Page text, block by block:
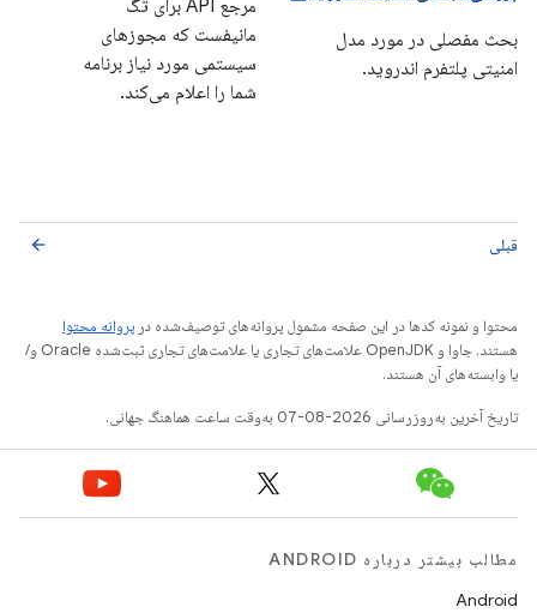
مرجع API برای تگ
مانیفست که مجوزهای
سیستمی مورد نیاز برنامه
شما را اعلام می‌کند.
بحث مفصلی در مورد مدل
امنیتی پلتفرم اندروید.
قبلی arrow_back
محتوا و نمونه کدها در این صفحه مشمول پروانه‌های توصیف‌شده در پروانه محتوا
هستند. جاوا و OpenJDK علامت‌های تجاری یا علامت‌های تجاری ثبت‌شده Oracle و/
یا وابسته‌های آن هستند.
تاریخ آخرین به‌روزرسانی 2026-08-07 به‌وقت ساعت هماهنگ جهانی.
مطالب بیشتر درباره ANDROID
Android